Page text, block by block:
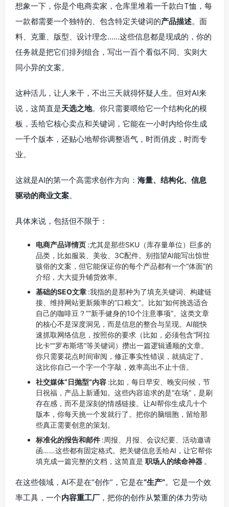
想象一下，你是个电商卖家，仓库里堆着一千款白T恤，每
一款都需要一个独特的、包含特定关键词的产品描述。面
料、克重、版型、设计理念……这些信息都是现成的，你的
任务就是把它们排列组合，写出一百个看似不同、实则大
同小异的文案。
这种活儿，让人来干，不出三天就得怀疑人生。但对AI来
说，这简直是天选之地。你只需要喂给它一个结构化的模
板，丢给它核心卖点和关键词，它能在一小时内给你生成
一千个版本，还贴心地帮你调整语气，时而俏皮，时而专
业。
这就是AI的第一个高需求创作方向： 海量、结构化、信息
驱动的商业文案。
具体来说，包括但不限于：
电商产品详情页 :尤其是那些SKU（库存量单位）巨多的
品类，比如服装、美妆、3C配件。别指望AI能写出惊世
骇俗的文案，但它能保证你的每个产品都有一个“体面”的
介绍，大大提升铺货效率。
基础的SEO文章 :我指的是那种为了填充关键词、构建链
接、维持网站更新频率的“口粮文”。比如“如何挑选适合
自己的咖啡豆？”“新手健身的10个注意事项”。这类文章
的核心不是深度洞见，而是信息的整合与呈现。AI能快
速抓取网络信息，按照你的要求（比如，必须包含“阿拉
比卡”“罗布斯塔”等关键词）攒出一篇逻辑通顺的文章。
你只需要花点时间审阅，修正事实性错误，就搞定了。
这比你自己一个字一个字敲，效率高出不止十倍。
社交媒体“日抛型”内容 :比如，每日早安、晚安问候，节
日祝福，产品上新通知。这些内容追求的是“在场”，是刷
存在感，而不是深刻的情感链接。让AI帮你生成几十个
版本，你每天挑一个发就行了。把你的脑细胞，留给那
些真正需要创意的策划。
标准化的报告和邮件 :周报、月报、会议纪要、活动邀请
函……这些都有固定格式。把关键信息丢给AI，让它帮你
填充成一篇完整的文档，这简直是 职场人的续命神器 。
在这些领域，AI不是在“创作”，它是在“生产”。它是一个效
率工具，一个内容重工厂 ，把你的创作从繁重的体力劳动